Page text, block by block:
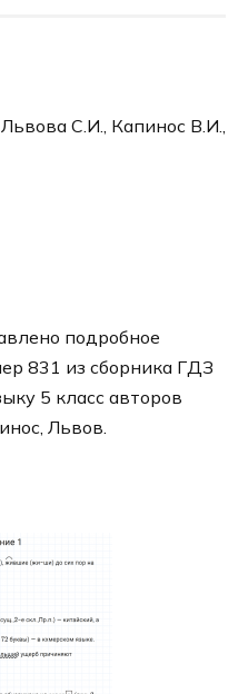
С.И., Капинос В.И.,
подробное
831 из сборника ГДЗ
5 класс авторов
Львов.